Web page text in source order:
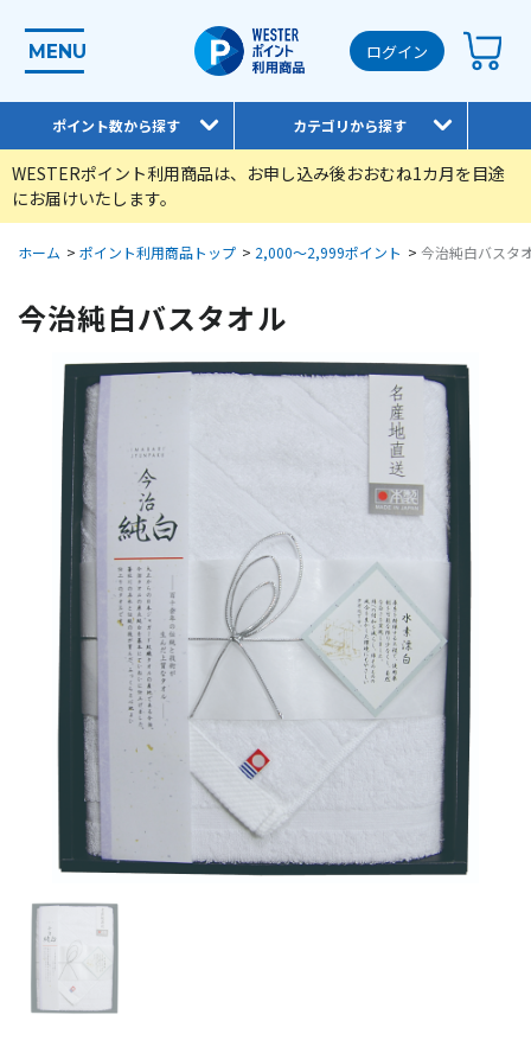
MENU ログイン
ポイント数から探す カテゴリから探す
WESTERポイント利用商品は、お申し込み後おおむね1カ月を目途
にお届けいたします。
ホーム > ポイント利用商品トップ > 2,000～2,999ポイント > 今治純白バスタ
今治純白バスタオル